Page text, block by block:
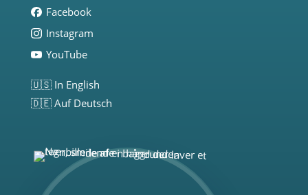
Facebook
Instagram
YouTube
🇺🇸 In English
🇩🇪 Auf Deutsch